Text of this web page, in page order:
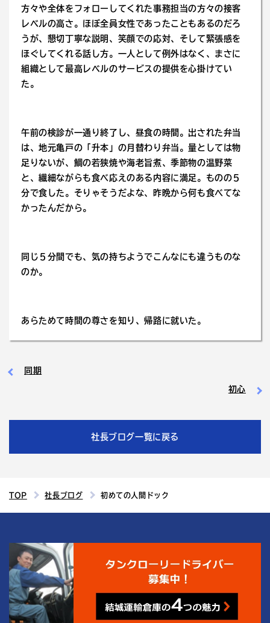
方々や全体をフォローしてくれた事務担当の方々の接客
レベルの高さ。ほぼ全員女性であったこともあるのだろ
うが、懇切丁寧な説明、笑顔での応対、そして緊張感を
ほぐしてくれる話し方。一人として例外はなく、まさに
組織として最高レベルのサービスの提供を心掛けてい
た。
午前の検診が一通り終了し、昼食の時間。出された弁当
は、地元亀戸の「升本」の月替わり弁当。量としては物
足りないが、鯛の若狭焼や海老旨煮、季節物の温野菜
と、繊細ながらも食べ応えのある内容に満足。ものの５
分で食した。そりゃそうだよな、昨晩から何も食べてな
かったんだから。
同じ５分間でも、気の持ちようでこんなにも違うものな
のか。
あらためて時間の尊さを知り、帰路に就いた。
同期
初心
社長ブログ一覧に戻る
TOP 社長ブログ 初めての人間ドック
結城運輸倉庫の4